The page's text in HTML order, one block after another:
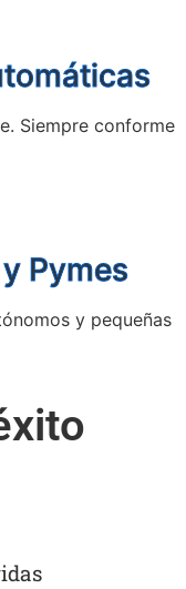
Siempre conforme
Pymes
y pequeñas